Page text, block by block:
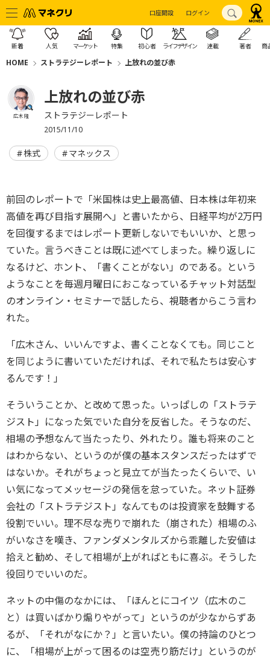
口座開設 ログイン
新着 人気 マーケット 特集 初心者 ライフデザイン 連載 著者 商
HOME ストラテジーレポート 上放れの並び赤
広木 隆
上放れの並び赤
ストラテジーレポート
2015/11/10
株式 マネックス
前回のレポートで「米国株は史上最高値、日本株は年初来
高値を再び目指す展開へ」と書いたから、日経平均が2万円
を回復するまではレポート更新しないでもいいか、と思っ
ていた。言うべきことは既に述べてしまった。繰り返しに
なるけど、ホント、「書くことがない」のである。という
ようなことを毎週月曜日におこなっているチャット対話型
のオンライン・セミナーで話したら、視聴者からこう言わ
れた。
「広木さん、いいんですよ、書くことなくても。同じこと
を同じように書いていただければ、それで私たちは安心す
るんです！」
そういうことか、と改めて思った。いっぱしの「ストラテ
ジスト」になった気でいた自分を反省した。そうなのだ、
相場の予想なんて当たったり、外れたり。誰も将来のこと
はわからない、というのが僕の基本スタンスだったはずで
はないか。それがちょっと見立てが当たったくらいで、い
い気になってメッセージの発信を怠っていた。ネット証券
会社の「ストラテジスト」なんてものは投資家を鼓舞する
役割でいい。理不尽な売りで崩れた（崩された）相場のふ
がいなさを嘆き、ファンダメンタルズから乖離した安値は
拾えと勧め、そして相場が上がればともに喜ぶ。そうした
役回りでいいのだ。
ネットの中傷のなかには、「ほんとにコイツ（広木のこ
と）は買いばかり煽りやがって」というのが少なからずあ
るが、「それがなにか？」と言いたい。僕の持論のひとつ
に、「相場が上がって困るのは空売り筋だけ」というのが